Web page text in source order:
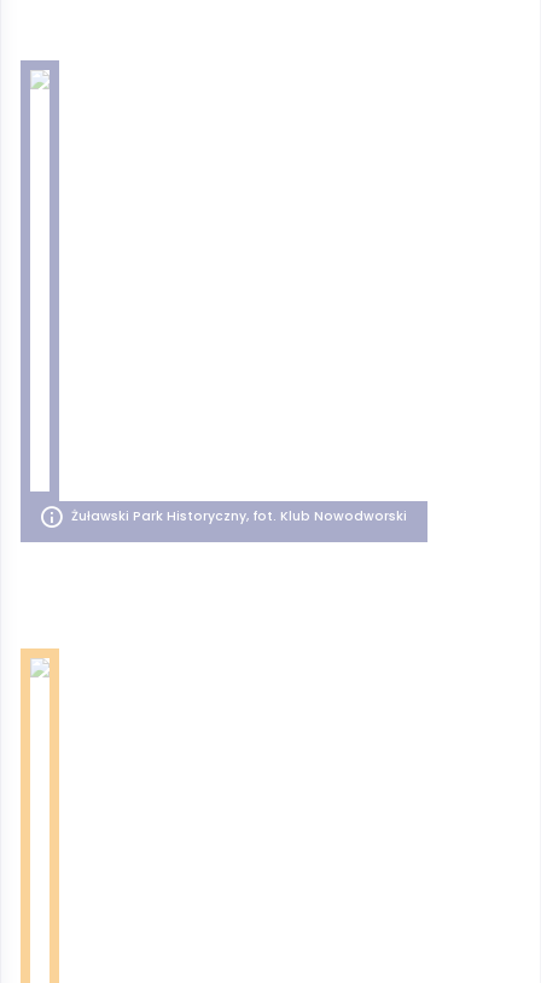
Żuławski Park Historyczny, fot. Klub Nowodworski